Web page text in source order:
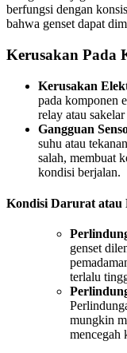
berfungsi dengan
bahwa genset dapat
Kerusakan Pada
Kerusakan
pada komponen
relay atau
Gangguan
suhu atau
salah, membuat
kondisi berjalan.
Kondisi Darurat atau
genset
terlalu
mungkin
mencegah